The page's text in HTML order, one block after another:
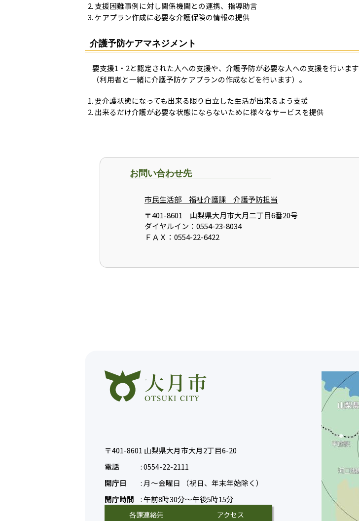
支援困難事例に対し関係機関との連携、指導助言
ケアプラン作成に必要な介護保険の情報の提供
介護予防ケアマネジメント
要支援1・2と認定された人への支援や、介護予防が必要な人への支援を行います
（利用者と一緒に介護予防ケアプランの作成などを行います）。
要介護状態になっても出来る限り自立した生活が出来るよう支援
出来るだけ介護が必要な状態にならないために様々なサービスを提供
お問い合わせ先
市民生活部 福祉介護課 介護予防担当
〒401-8601 山梨県大月市大月二丁目6番20号
ダイヤルイン：0554-23-8034
ＦＡＸ：0554-22-6422
〒401-8601 山梨県大月市大月2丁目6-20
電話
:0554-22-2111
開庁日
: 月～金曜日
（祝日、年末年始除く）
開庁時間
:午前8時30分～午後5時15分
各課連絡先 アクセス